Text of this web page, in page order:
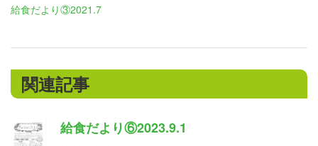
給食だより③2021.7
関連記事
給食だより⑥2023.9.1